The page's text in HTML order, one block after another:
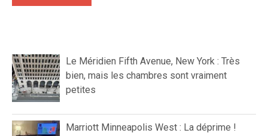
Le Méridien Fifth Avenue, New York : Très
bien, mais les chambres sont vraiment
petites
Marriott Minneapolis West : La déprime !